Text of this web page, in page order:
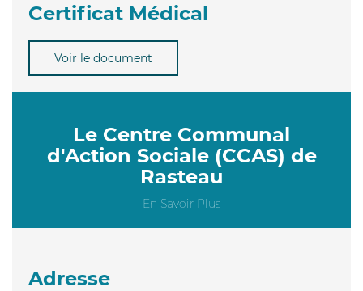
Certificat Médical
Voir le document
Le Centre Communal
d'Action Sociale (CCAS) de
Rasteau
En Savoir Plus
Adresse